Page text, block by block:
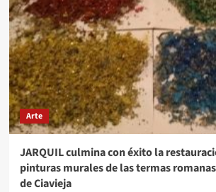
Arte
JARQUIL culmina con éxito la
pinturas murales de las termas
de Ciavieja